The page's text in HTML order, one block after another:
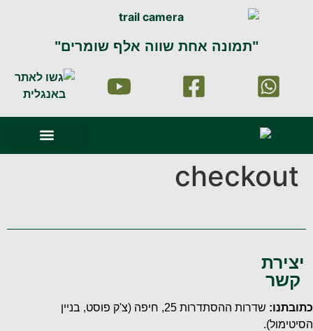
"תמונה אחת שווה אלף שומרים"
checkout
יצירת
קשר
כתובתנו: שדרות ההסתדרות 25, חיפה
(צ'ק פוסט, בניין
הסיטימול).